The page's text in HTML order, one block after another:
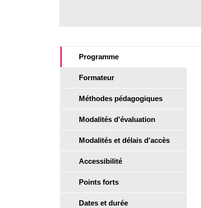
Programme
Formateur
Méthodes pédagogiques
Modalités d'évaluation
Modalités et délais d'accès
Accessibilité
Points forts
Dates et durée